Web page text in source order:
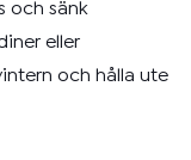
och sänk
eller
och hålla ute